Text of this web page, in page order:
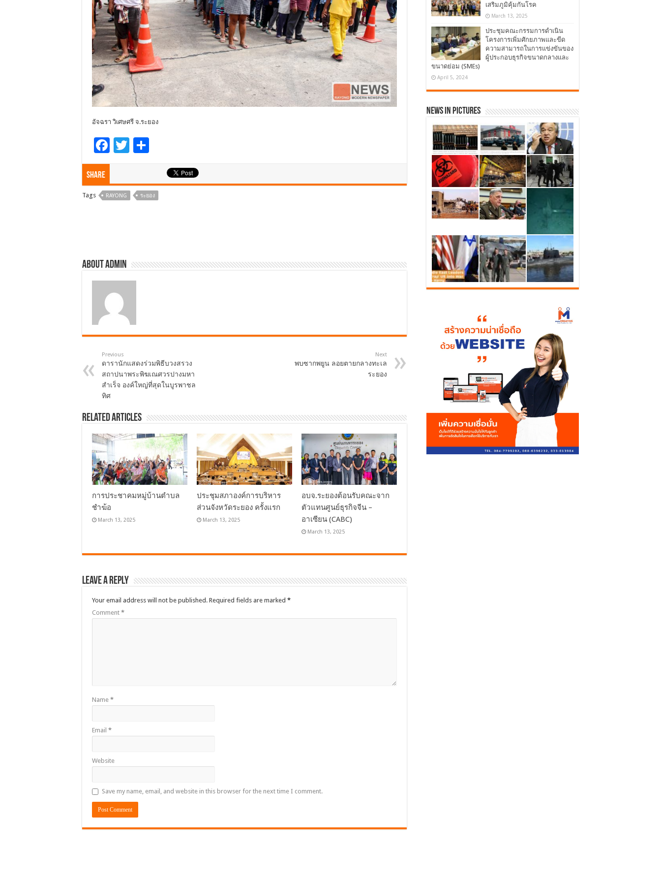
อัจฉรา วิเศษศรี จ.ระยอง
F
b
T
er e
Share
Tags RAYONG ระยอง
About admin
Previous
ดารานักแสดงร่วมพิธีบวงสรวง
สถาปนาพระพิฆเณศวรปางมหา
สำเร็จ องค์ใหญ่ที่สุดในบูรพาชล
ทิศ
Next
พบซากพยูน ลอยตายกลางทะเล
ระยอง
Related Articles
การประชาคมหมู่บ้านตำบล
ชำฆ้อ
March 13, 2025
ประชุมสภาองค์การบริหาร
ส่วนจังหวัดระยอง ครั้งแรก
March 13, 2025
อบจ.ระยองต้อนรับคณะจาก
ตัวแทนศูนย์ธุรกิจจีน –
อาเซียน (CABC)
March 13, 2025
Leave a Reply
Your email address will not be published. Required fields are marked *
Comment *
Name *
Email *
Website
Save my name, email, and website in this browser for the next time I comment.
เสริมภูมิคุ้มกันโรค
March 13, 2025
ประชุมคณะกรรมการดำเนิน
โครงการเพิ่มศักยภาพและขีด
ความสามารถในการแข่งขันของ
ผู้ประกอบธุรกิจขนาดกลางและ
ขนาดย่อม (SMEs)
April 5, 2024
News in Pictures